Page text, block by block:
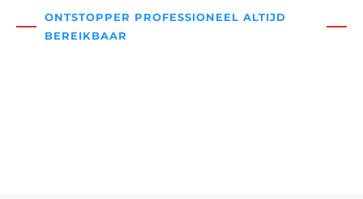
ONTSTOPPER PROFESSIONEEL ALTIJD
BEREIKBAAR